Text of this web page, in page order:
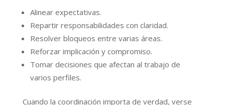
Alinear expectativas.
Repartir responsabilidades con claridad.
Resolver bloqueos entre varias áreas.
Reforzar implicación y compromiso.
Tomar decisiones que afectan al trabajo de
varios perfiles.
Cuando la coordinación importa de verdad, verse